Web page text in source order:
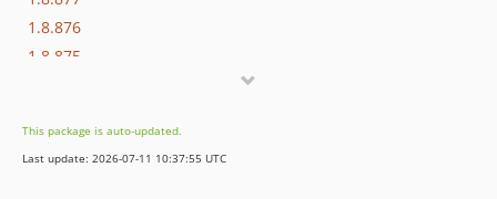
1.8.876
1.8.875
1.8.872
1.8.869
This package is auto-updated.
Last update: 2026-07-11 10:37:55 UTC